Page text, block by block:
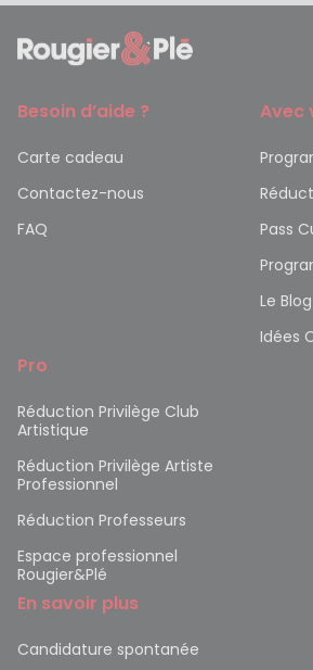
Besoin d’aide ?
Carte cadeau
Contactez-nous
FAQ
Avec
Pass
Le
Idées
Pro
Réduction Privilège Club
Artistique
Réduction Privilège Artiste
Professionnel
Réduction Professeurs
Espace professionnel
Rougier&Plé
En savoir plus
Candidature spontanée